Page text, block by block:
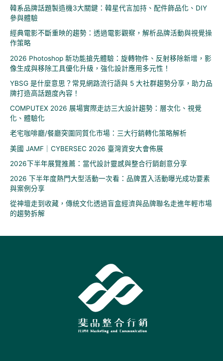
字
韓系品牌話題製造機3大關鍵：韓星代言加持、配件飾品化、DIY
參與體驗
經典電影不斷重映的趨勢：透過電影觀察，解析品牌活動與視覺操
作策略
2026 Photoshop 新功能搶先體驗：旋轉物件、反射移除新增，影
像生成與移除工具優化升級，強化設計應用多元性！
YBSG 是什麼意思？常見網路流行語與 5 大社群趨勢分享，助力品
牌打造高話題度內容！
COMPUTEX 2026 展場實際走訪三大設計趨勢：層次化、視覺
化、體驗化
老宅咖啡廳/餐廳突圍同質化市場：三大行銷轉化策略解析
美國 JAMF｜CYBERSEC 2026 臺灣資安大會佈展
2026下半年展覽推薦：當代設計靈感與整合行銷創意分享
2026 下半年度熱門大型活動一次看：品牌置入活動曝光成功要素
與案例分享
從神壇走到收藏，傳統文化透過盲盒經濟與品牌聯名走進年輕市場
的趨勢拆解